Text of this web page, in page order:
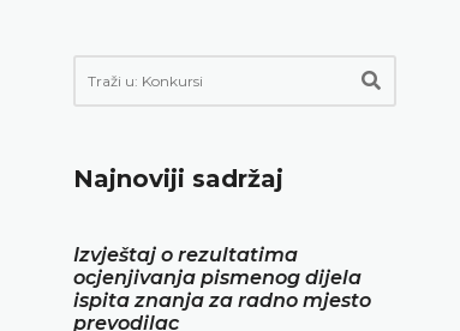
Najnoviji sadržaj
Izvještaj o rezultatima
ocjenjivanja pismenog dijela
ispita znanja za radno mjesto
prevodilac